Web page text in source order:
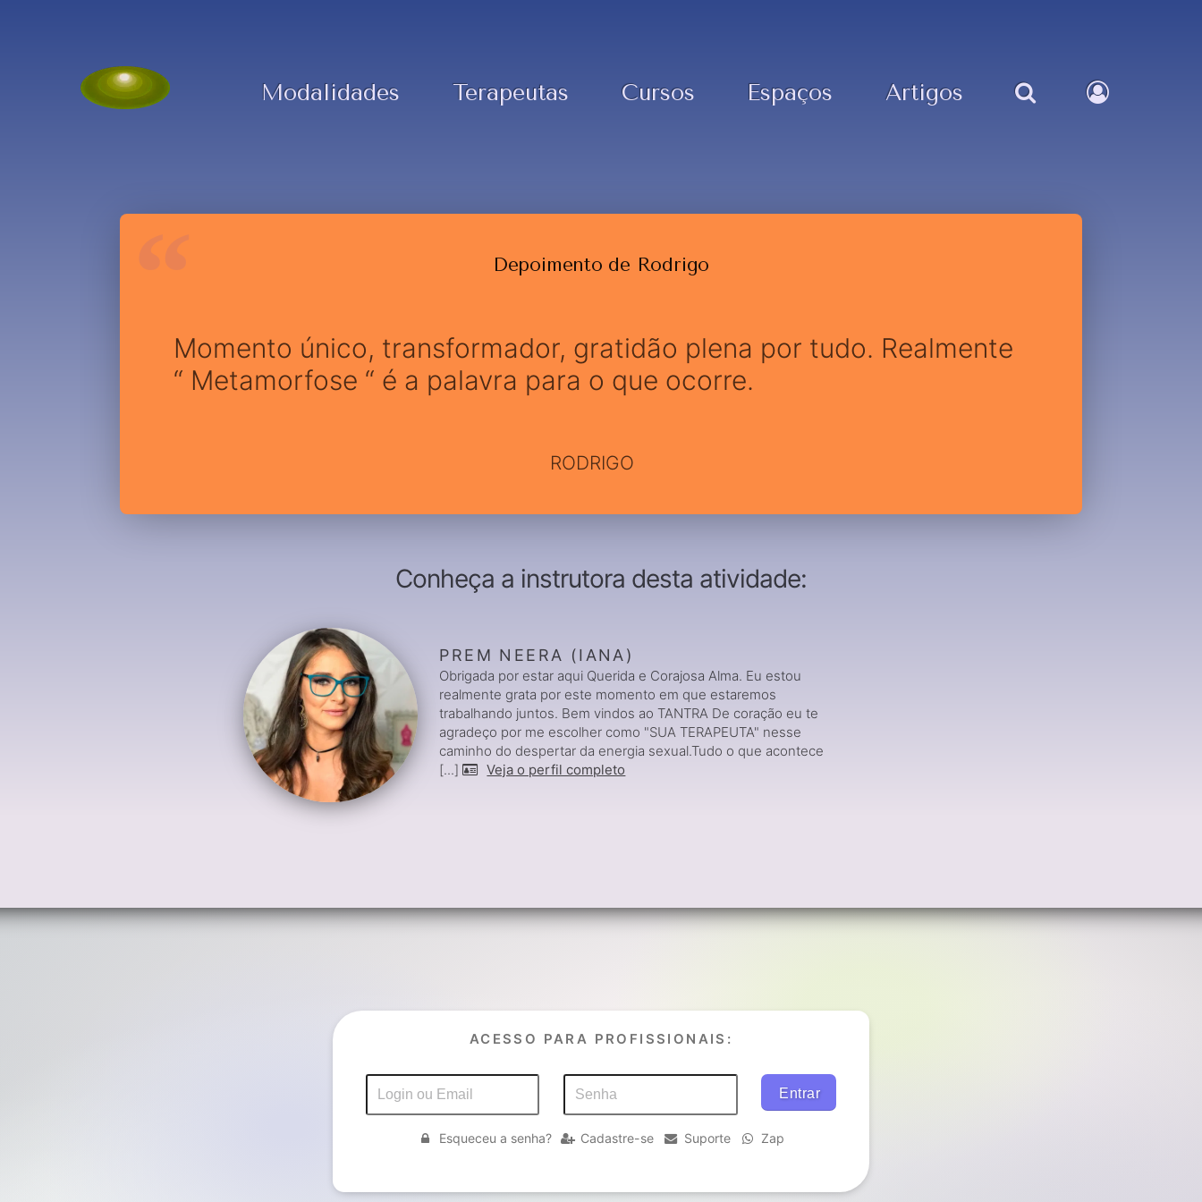
Modalidades Terapeutas Cursos Espaços Artigos
Depoimento de Rodrigo
Momento único, transformador, gratidão plena por tudo. Realmente
“ Metamorfose “ é a palavra para o que ocorre.
RODRIGO
Conheça a instrutora desta atividade:
PREM NEERA (IANA)
Obrigada por estar aqui Querida e Corajosa Alma. Eu estou
realmente grata por este momento em que estaremos
trabalhando juntos. Bem vindos ao TANTRA De coração eu te
agradeço por me escolher como "SUA TERAPEUTA" nesse
caminho do despertar da energia sexual.Tudo o que acontece
[...]
Veja o perfil completo
ACESSO PARA PROFISSIONAIS:
Esqueceu a senha? Cadastre-se Suporte Zap